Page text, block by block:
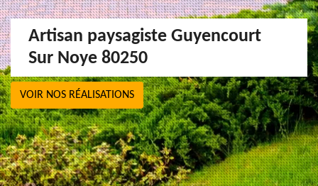
Artisan paysagiste Guyencourt
Sur Noye 80250
VOIR NOS RÉALISATIONS